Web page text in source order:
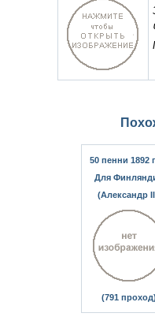
50 пенни 1892
Для
(Александр
(791 проход)